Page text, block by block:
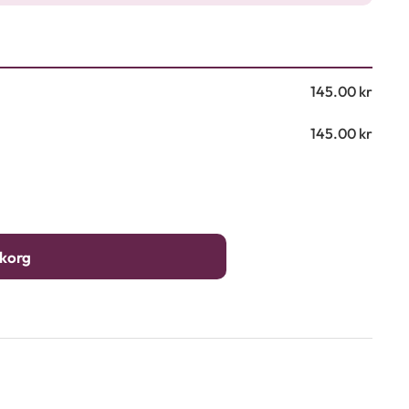
145.00 kr
145.00 kr